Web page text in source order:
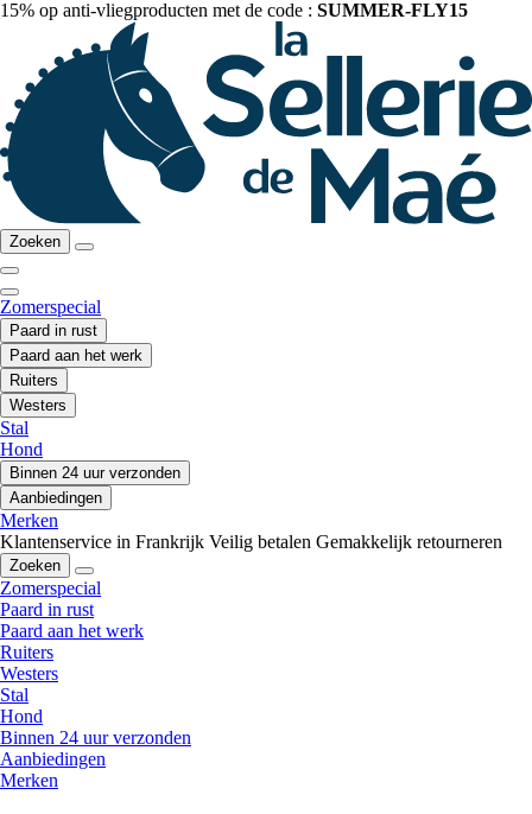
15% op anti-vliegproducten met de code : SUMMER-FLY15
Zoeken
Zomerspecial
Paard in rust
Paard aan het werk
Ruiters
Westers
Stal
Hond
Binnen 24 uur verzonden
Aanbiedingen
Merken
Klantenservice in Frankrijk Veilig betalen Gemakkelijk retourneren
Zoeken
Zomerspecial
Paard in rust
Paard aan het werk
Ruiters
Westers
Stal
Hond
Binnen 24 uur verzonden
Aanbiedingen
Merken